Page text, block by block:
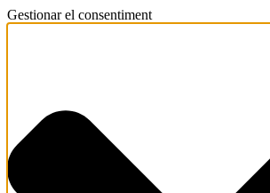
Gestionar el consentiment